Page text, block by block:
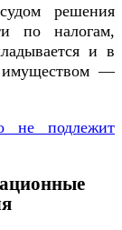
решения
по налогам,
и в
имуществом —
не подлежит